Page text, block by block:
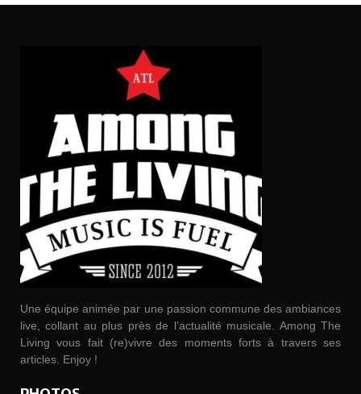
Une équipe animée par une passion commune des ambiances
live, collant au plus près de l’actualité musicale. Among The
Living vous fait (re)vivre des moments forts à travers ses
articles. Enjoy !